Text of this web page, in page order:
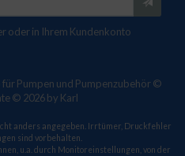
oder in Ihrem Kundenkonto
Pumpen und Pumpenzubehör ©
© 2026 by Karl
anders angegeben. Irrtümer, Druckfehler
sind vorbehalten.
u.a. durch Monitoreinstellungen, von der